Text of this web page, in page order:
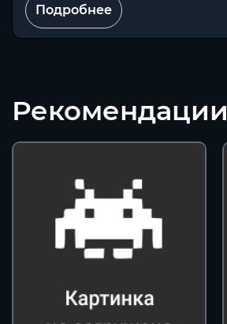
Подробнее
Рекомендации